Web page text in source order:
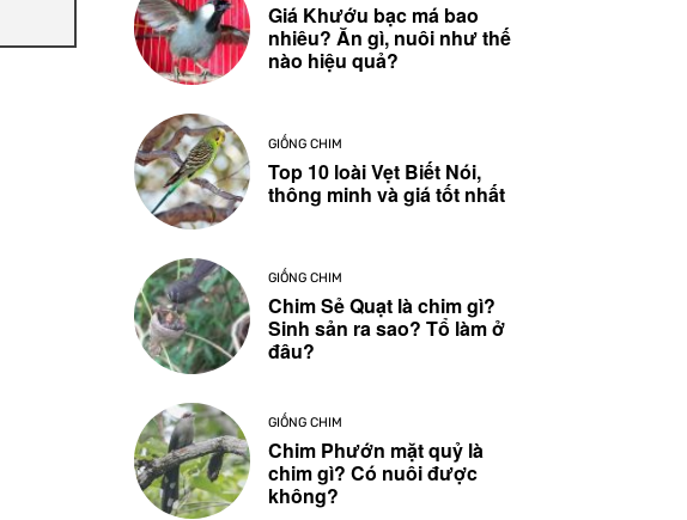
Giá Khướu bạc má bao
nhiêu? Ăn gì, nuôi như thế
nào hiệu quả?
GIỐNG CHIM
Top 10 loài Vẹt Biết Nói,
thông minh và giá tốt nhất
GIỐNG CHIM
Chim Sẻ Quạt là chim gì?
Sinh sản ra sao? Tổ làm ở
đâu?
GIỐNG CHIM
Chim Phướn mặt quỷ là
chim gì? Có nuôi được
không?